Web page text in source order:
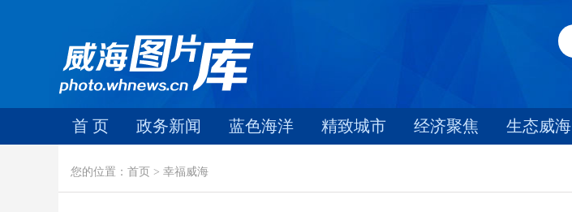
首 页 政务新闻 蓝色海洋 精致城市 经济聚焦 生态威海
您的位置：首页 > 幸福威海